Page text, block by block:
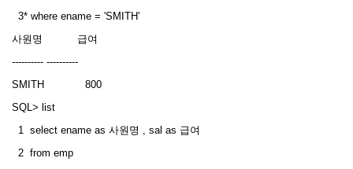
3* where ename = 'SMITH'
사원명 급여
---------- ----------
SMITH 800
SQL> list
1 select ename as 사원명 , sal as 급여
2 from emp